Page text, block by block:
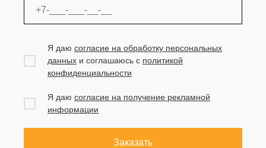
Я даю согласие на обработку персональных
данных и соглашаюсь с политикой
конфиденциальности
Я даю согласие на получение рекламной
информации
Заказать